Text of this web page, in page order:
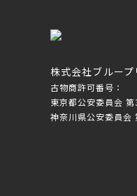
株式会社ブループ
古物商許可番号：
東京都公安委員会
神奈川県公安委員